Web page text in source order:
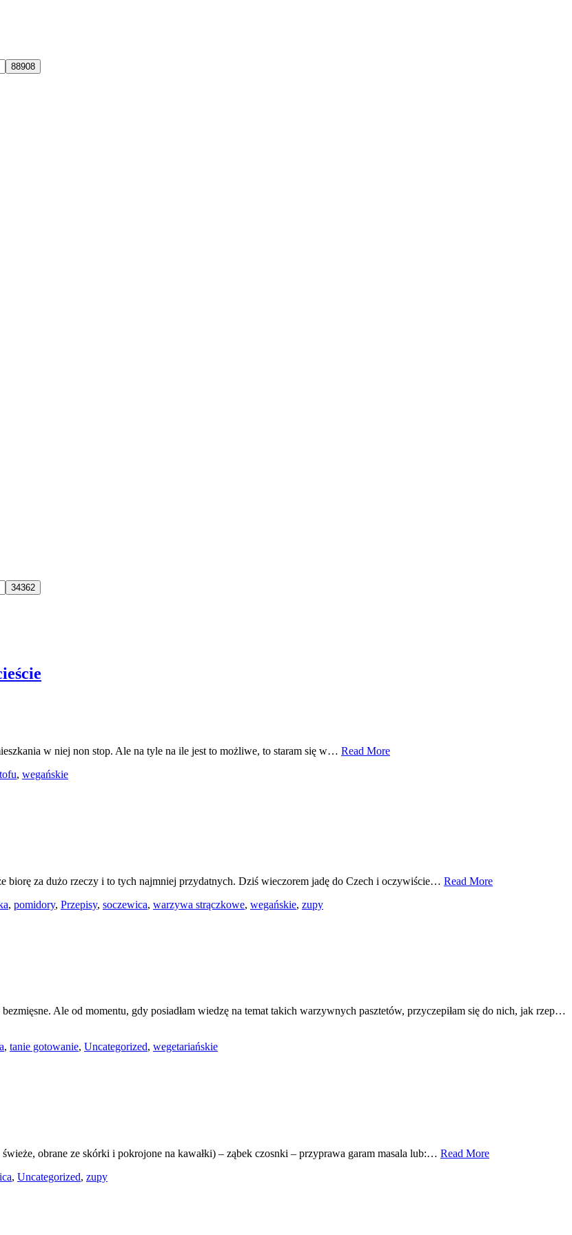
w niej non stop. Ale na tyle na ile jest to możliwe, to staram się w… Read More
tofu, wegańskie
biorę za dużo rzeczy i to tych najmniej przydatnych. Dziś wieczorem jadę do Czech i oczywiście… Read More
, pomidory, Przepisy, soczewica, warzywa strączkowe, wegańskie, zupy
Ale od momentu, gdy posiadłam wiedzę na temat takich warzywnych pasztetów, przyczepiłam się do nich, jak rzep…
, tanie gotowanie, Uncategorized, wegetariańskie
obrane ze skórki i pokrojone na kawałki) – ząbek czosnki – przyprawa garam masala lub:… Read More
, Uncategorized, zupy